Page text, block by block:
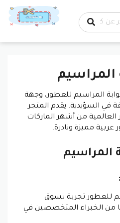
المراسيم
المراسيم للعطور، وجهة
في السوّيدية. يقدم المتجر
من أشهر الماركات
عربية مميزة ونادرة.
المراسيم
للعطور تجربة تسوق
من الخبراء المتخصصين في